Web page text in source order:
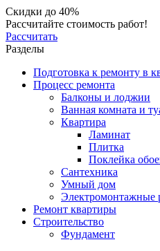
Скидки до 40%
Рассчитайте стоимость работ!
Рассчитать
Разделы
Подготовка к ремонту в
Процесс ремонта
Балконы и лоджии
Ванная комната и
Квартира
Ламинат
Плитка
Поклейка
Сантехника
Умный дом
Электромонтажные
Ремонт квартиры
Строительство
Фундамент